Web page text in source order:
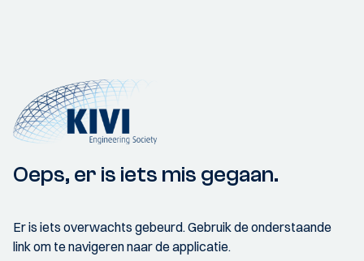
Oeps, er is iets mis gegaan.
Er is iets overwachts gebeurd. Gebruik de onderstaande
link om te navigeren naar de applicatie.